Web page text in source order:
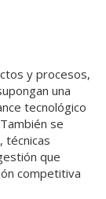
y procesos,
una
tecnológico
se
técnicas
que
competitiva